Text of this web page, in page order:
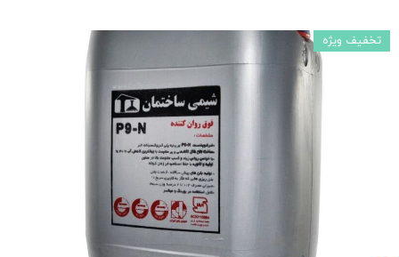
تخفیف ویژه